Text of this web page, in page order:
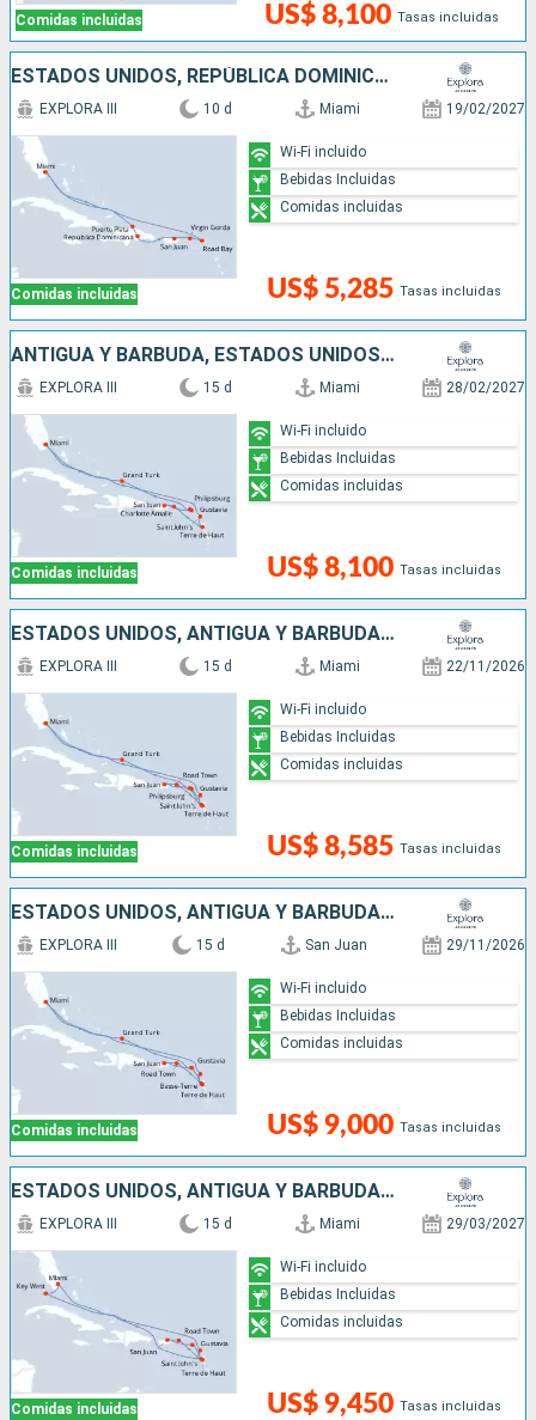
Comidas incluidas US$ 8,100 Tasas incluidas
ESTADOS UNIDOS, REPÚBLICA DOMINICANA, PUERTO RICO,
Comidas incluidas
EXPLORA III 10 d Miami 19/02/2027
US$ 5,285 Tasas incluidas
Wi-Fi incluido
Bebidas Incluidas
Comidas incluidas
ANTIGUA Y BARBUDA, ESTADOS UNIDOS, PUERTO RICO, SAN MARTÍN, FRANCIA
Comidas incluidas
EXPLORA III 15 d Miami 28/02/2027
US$ 8,100 Tasas incluidas
Wi-Fi incluido
Bebidas Incluidas
Comidas incluidas
ESTADOS UNIDOS, ANTIGUA Y BARBUDA, SAN MARTÍN, PUERTO RICO, FRANCIA
Comidas incluidas
EXPLORA III 15 d Miami 22/11/2026
US$ 8,585 Tasas incluidas
Wi-Fi incluido
Bebidas Incluidas
Comidas incluidas
ESTADOS UNIDOS, ANTIGUA Y BARBUDA, FRANCIA, PUERTO RICO
Comidas incluidas
EXPLORA III 15 d San Juan 29/11/2026
US$ 9,000 Tasas incluidas
Wi-Fi incluido
Bebidas Incluidas
Comidas incluidas
ESTADOS UNIDOS, ANTIGUA Y BARBUDA, PUERTO RICO, FRANCIA
Comidas incluidas
EXPLORA III 15 d Miami 29/03/2027
US$ 9,450 Tasas incluidas
Wi-Fi incluido
Bebidas Incluidas
Comidas incluidas